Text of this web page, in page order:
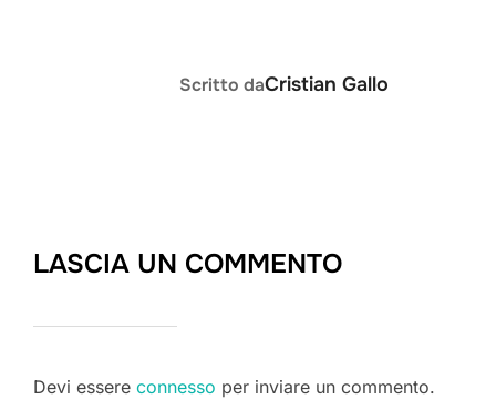
Scritto daCristian Gallo
LASCIA UN COMMENTO
Devi essere connesso per inviare un commento.